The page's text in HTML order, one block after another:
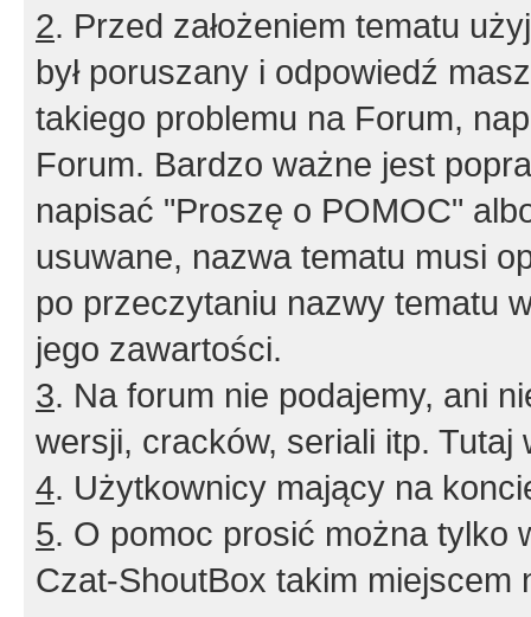
2. Przed założeniem tematu
był poruszany i odpowiedź
takiego problemu na Forum,
Forum. Bardzo ważne jest
napisać "Proszę o POMOC"
usuwane, nazwa tematu musi
po przeczytaniu nazwy tematu
jego zawartości.
3. Na forum nie podajemy, ani
wersji, cracków, seriali itp. Tutaj
4. Użytkownicy mający na
5. O pomoc prosić można tylko
Czat-ShoutBox takim miejscem